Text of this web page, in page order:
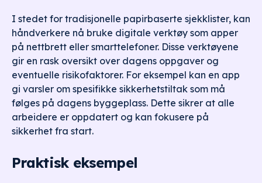
I stedet for tradisjonelle papirbaserte sjekklister, kan
håndverkere nå bruke digitale verktøy som apper
på nettbrett eller smarttelefoner. Disse verktøyene
gir en rask oversikt over dagens oppgaver og
eventuelle risikofaktorer. For eksempel kan en app
gi varsler om spesifikke sikkerhetstiltak som må
følges på dagens byggeplass. Dette sikrer at alle
arbeidere er oppdatert og kan fokusere på
sikkerhet fra start.
Praktisk eksempel